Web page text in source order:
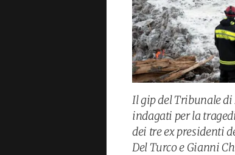
Il gip del Tribunale di
indagati per la
dei tre ex presidenti
Del Turco e Gianni